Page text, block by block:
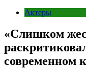
Актеры
«Слишком
современном